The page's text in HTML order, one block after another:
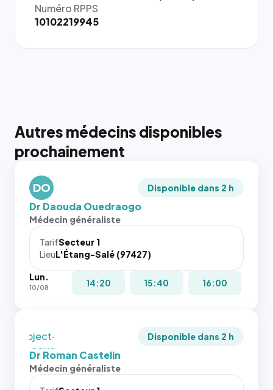
Numéro RPPS
10102219945
Autres médecins disponibles
prochainement
DO Disponible dans 2 h
Dr Daouda Ouedraogo
Médecin généraliste
TarifSecteur 1
LieuL'Étang-Salé (97427)
Lun.
10/08 14:20 15:40 16:00
{# 40×40
: la taille
rendue par
`.profile-
picture`,
et un
rapport 1:1
juste à
toutes les
puisque la
`object-
fit: cover`.
Sans ces
Disponible dans 2 h
Dr Roman Castelin
Médecin généraliste
{# 40×40
picture`,
et un
rapport 1:1